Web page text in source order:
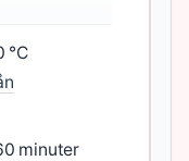
°C
minuter